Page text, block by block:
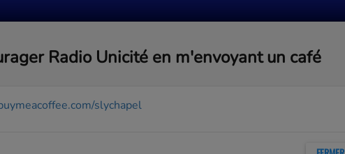
MUSIQUE ACTUALITÉS MÉDIAS COMMUNAUTÉ
Radio Unicité en m'envoyant un café
slychapel